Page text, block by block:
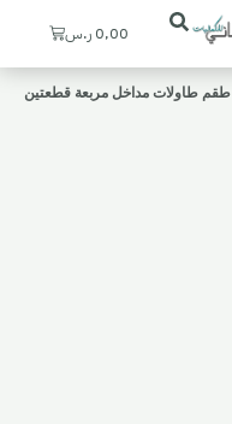
0,00 ر.سCart
طقم طاولات مداخل مربعة قطعتين